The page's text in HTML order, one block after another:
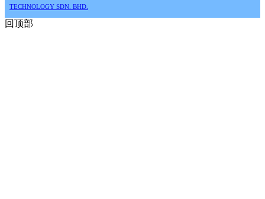
TECHNOLOGY SDN. BHD.
回顶部